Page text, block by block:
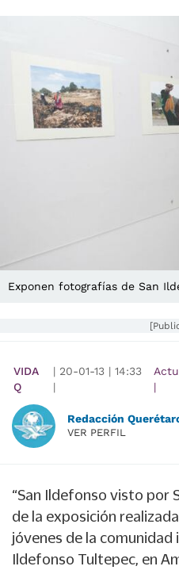
Exponen fotografías de San
VIDA
Q
| 20-01-13 |14:33
|
|
Redacción
VER PERFIL
“San Ildefonso visto por
de la exposición
jóvenes de la comunidad
Ildefonso Tultepec, en